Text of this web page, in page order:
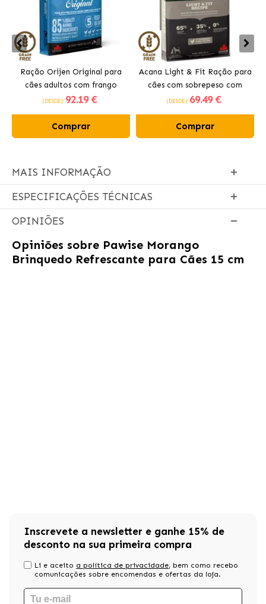
Ração Orijen Original para
cães adultos com frango
(DESDE) 92.19 €
Comprar
Acana Light & Fit Ração para
cães com sobrepeso com
frango fresco
(DESDE) 69.49 €
Comprar
MAIS INFORMAÇÃO
ESPECIFICAÇÕES TÉCNICAS
OPINIÕES
Opiniões sobre Pawise Morango
Brinquedo Refrescante para Cães 15 cm
Inscrevete a newsletter e ganhe 15% de
desconto na sua primeira compra
Li e aceito a política de privacidade, bem como recebo
comunicações sobre encomendas e ofertas da loja.